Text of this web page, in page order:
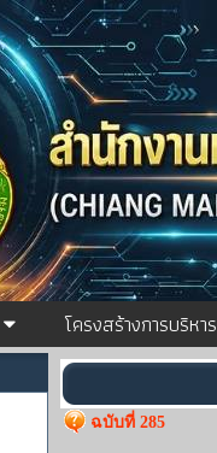
โครงสร้างการบริหาร
ฉบับที่ 285